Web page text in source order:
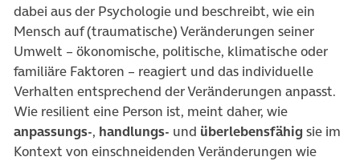
dabei aus der Psychologie und beschreibt, wie ein
Mensch auf (traumatische) Veränderungen seiner
Umwelt – ökonomische, politische, klimatische oder
familiäre Faktoren – reagiert und das individuelle
Verhalten entsprechend der Veränderungen anpasst.
Wie resilient eine Person ist, meint daher, wie
anpassungs-, handlungs- und überlebensfähig sie im
Kontext von einschneidenden Veränderungen wie